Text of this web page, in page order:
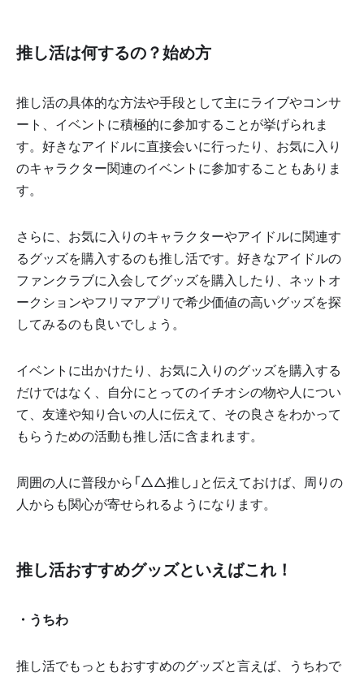
推し活は何するの？始め方
推し活の具体的な方法や手段として主にライブやコンサ
ート、イベントに積極的に参加することが挙げられま
す。好きなアイドルに直接会いに行ったり、お気に入り
のキャラクター関連のイベントに参加することもありま
す。
さらに、お気に入りのキャラクターやアイドルに関連す
るグッズを購入するのも推し活です。好きなアイドルの
ファンクラブに入会してグッズを購入したり、ネットオ
ークションやフリマアプリで希少価値の高いグッズを探
してみるのも良いでしょう。
イベントに出かけたり、お気に入りのグッズを購入する
だけではなく、自分にとってのイチオシの物や人につい
て、友達や知り合いの人に伝えて、その良さをわかって
もらうための活動も推し活に含まれます。
周囲の人に普段から「△△推し」と伝えておけば、周りの
人からも関心が寄せられるようになります。
推し活おすすめグッズといえばこれ！
・うちわ
推し活でもっともおすすめのグッズと言えば、うちわで